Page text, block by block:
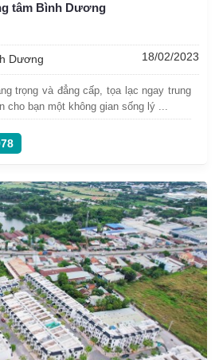
tâm Bình Dương
Dương 18/02/2023
trọng và đẳng cấp, tọa lạc ngay trung
cho bạn một không gian sống lý ...